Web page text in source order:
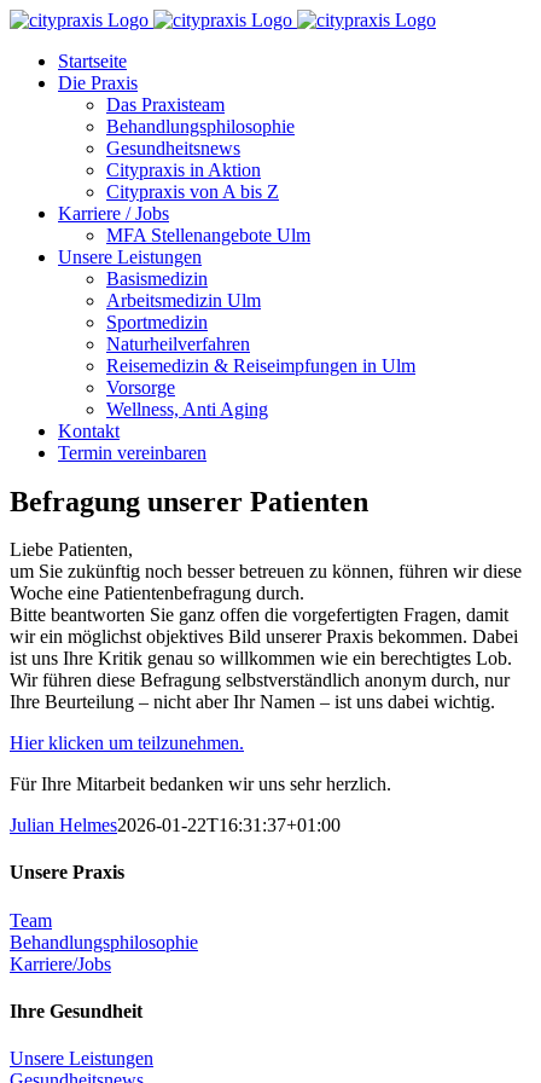
Zum
springenStartseite
Die Praxis
Das Praxisteam
Behandlungsphilosophie
Gesundheitsnews
Citypraxis in Aktion
Citypraxis von A bis Z
Karriere / Jobs
MFA Stellenangebote Ulm
Unsere Leistungen
Basismedizin
Arbeitsmedizin Ulm
Sportmedizin
Naturheilverfahren
Reisemedizin & Reiseimpfungen in Ulm
Vorsorge
Wellness, Anti Aging
Kontakt
Termin vereinbaren
Befragung unserer Patienten
Liebe Patienten,
um Sie zukünftig noch besser betreuen zu können, führen wir diese
Woche eine Patientenbefragung durch.
Bitte beantworten Sie ganz offen die vorgefertigten Fragen, damit
wir ein möglichst objektives Bild unserer Praxis bekommen. Dabei
ist uns Ihre Kritik genau so willkommen wie ein berechtigtes Lob.
Wir führen diese Befragung selbstverständlich anonym durch, nur
Ihre Beurteilung – nicht aber Ihr Namen – ist uns dabei wichtig.
Hier klicken um teilzunehmen.
Für Ihre Mitarbeit bedanken wir uns sehr herzlich.
Julian Helmes2026-01-22T16:31:37+01:00
Unsere Praxis
Team
Behandlungsphilosophie
Karriere/Jobs
Ihre Gesundheit
Unsere Leistungen